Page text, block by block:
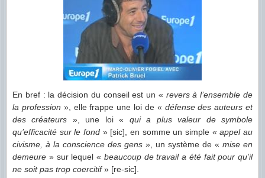
En bref : la décision du conseil est un « revers à l’ensemble de
la profession », elle frappe une loi de « défense des auteurs et
des créateurs », une loi « qui a plus valeur de symbole
qu’efficacité sur le fond » [sic], en somme un simple «appel au
civisme, à la conscience des gens », un système de « mise en
demeure » sur lequel « beaucoup de travail a été fait pour qu’il
ne soit pas trop coercitif» [re-sic].